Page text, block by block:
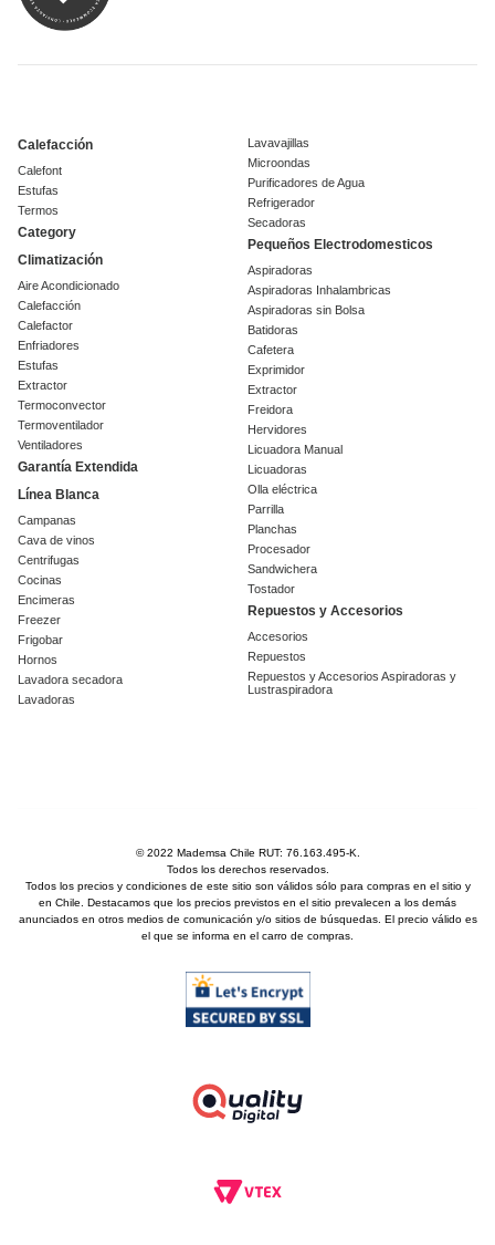
Calefacción
Calefont
Estufas
Termos
Category
Climatización
Aire Acondicionado
Calefacción
Calefactor
Enfriadores
Estufas
Extractor
Termoconvector
Termoventilador
Ventiladores
Garantía Extendida
Línea Blanca
Campanas
Cava de vinos
Centrifugas
Cocinas
Encimeras
Freezer
Frigobar
Hornos
Lavadora secadora
Lavadoras
Lavavajillas
Microondas
Purificadores de Agua
Refrigerador
Secadoras
Pequeños Electrodomesticos
Aspiradoras
Aspiradoras Inhalambricas
Aspiradoras sin Bolsa
Batidoras
Cafetera
Exprimidor
Extractor
Freidora
Hervidores
Licuadora Manual
Licuadoras
Olla eléctrica
Parrilla
Planchas
Procesador
Sandwichera
Tostador
Repuestos y Accesorios
Accesorios
Repuestos
Repuestos y Accesorios Aspiradoras y
Lustraspiradora
© 2022 Mademsa Chile RUT: 76.163.495-K.
Todos los derechos reservados.
Todos los precios y condiciones de este sitio son válidos sólo para compras en el sitio y
en Chile. Destacamos que los precios previstos en el sitio prevalecen a los demás
anunciados en otros medios de comunicación y/o sitios de búsquedas. El precio válido es
el que se informa en el carro de compras.